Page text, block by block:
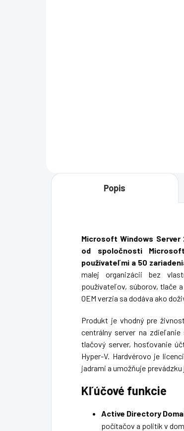
Popis
Microsoft Windows
od spoločnosti
používateľmi a 50
malej organizácii bez
používateľov, súborov, tlače
OEM verzia sa dodáva ako
Produkt je vhodný pre
centrálny server na
tlačový server, hosťovanie
Hyper-V. Hardvérovo je
jadrami a umožňuje
Kľúčové funkcie
Active Directory
počítačov a politík v